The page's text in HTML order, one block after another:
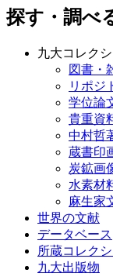
探す・調べ
九大コレク
図書・
リポジ
学位論
貴重資
中村哲
蔵書印
炭鉱画
水素材
麻生家
世界の文献
データベース
所蔵コレク
九大出版物